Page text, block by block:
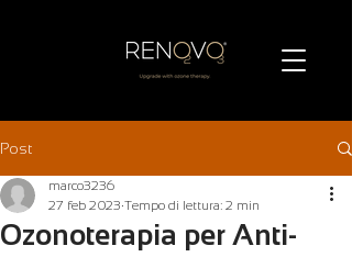
Post
Ozonoterapia per Anti-
marco3236
27 feb 2023 Tempo di lettura: 2 min